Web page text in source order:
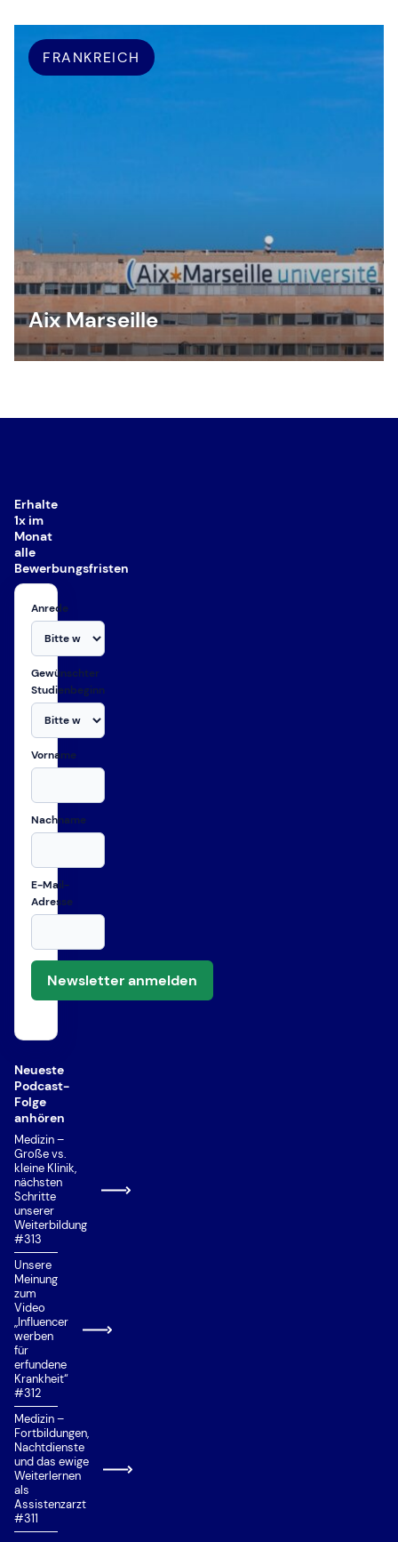
FRANKREICH
Aix Marseille
Erhalte
1x im
Monat
alle
Bewerbungsfristen
Anrede
Gewünschter
Studienbeginn
Vorname
Nachname
E-Mail-
Adresse
Newsletter anmelden
Neueste
Podcast-
Folge
anhören
Medizin –
Große vs.
kleine Klinik,
nächsten
Schritte
unserer
Weiterbildung
#313
Unsere
Meinung
zum
Video
„Influencer
werben
für
erfundene
Krankheit“
#312
Medizin –
Fortbildungen,
Nachtdienste
und das ewige
Weiterlernen
als
Assistenzarzt
#311